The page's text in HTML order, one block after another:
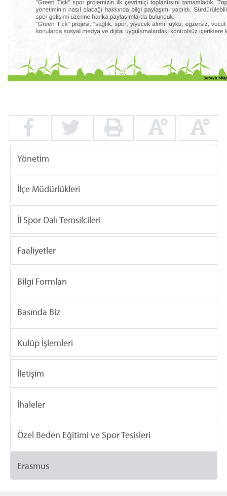
Yönetim
İlçe Müdürlükleri
İl Spor Dalı Temsilcileri
Faaliyetler
Bilgi Formları
Basında Biz
Kulüp İşlemleri
İletişim
İhaleler
Özel Beden Eğitimi ve Spor Tesisleri
Erasmus